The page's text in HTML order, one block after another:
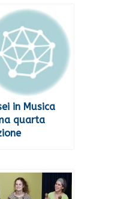
in Musica
quarta